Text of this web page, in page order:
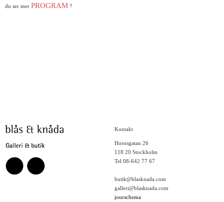
du ser mer PROGRAM ?
Kontakt
Hornsgatan 26
118 20 Stockholm
Tel 08-642 77 67
butik@blasknada.com
galleri@blasknada.com
jourschema